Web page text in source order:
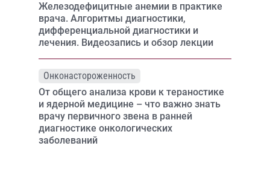
Железодефицитные анемии в практике
врача. Алгоритмы диагностики,
дифференциальной диагностики и
лечения. Видеозапись и обзор лекции
Онконастороженность
От общего анализа крови к тераностике
и ядерной медицине – что важно знать
врачу первичного звена в ранней
диагностике онкологических
заболеваний